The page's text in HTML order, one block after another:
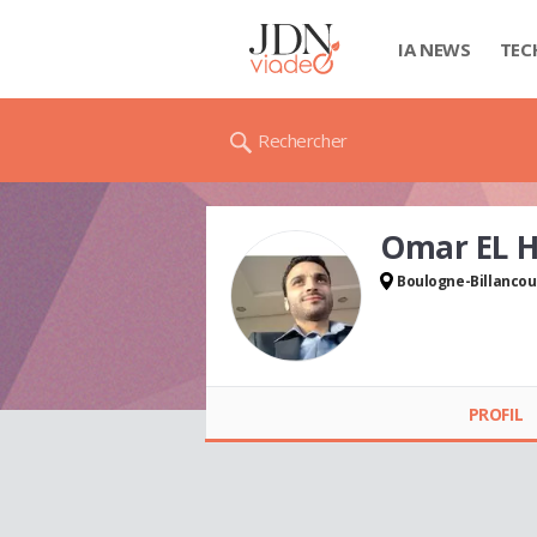
IA NEWS
Rechercher
Omar EL
Boulogne-
PROFIL